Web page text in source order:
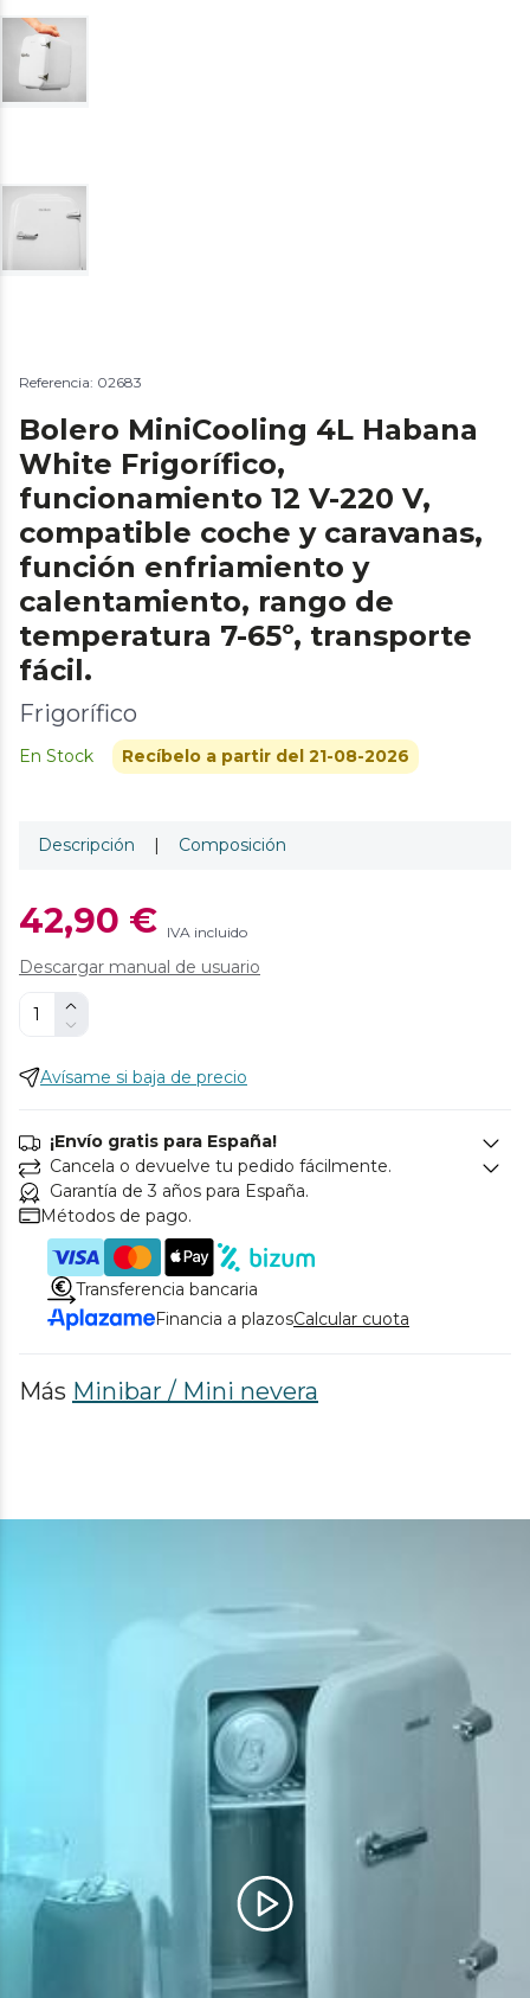
Referencia: 02683
Bolero MiniCooling 4L Habana
White Frigorífico,
funcionamiento 12 V-220 V,
compatible coche y caravanas,
función enfriamiento y
calentamiento, rango de
temperatura 7-65º, transporte
fácil.
Frigorífico
En Stock Recíbelo a partir del 21-08-2026
Descripción | Composición
42,90 € IVA incluido
Descargar manual de usuario
Avísame si baja de precio
¡Envío gratis para España!
Cancela o devuelve tu pedido fácilmente.
Garantía de 3 años para España.
Métodos de pago.
Transferencia bancaria
Financia a plazosCalcular cuota
Más Minibar / Mini nevera